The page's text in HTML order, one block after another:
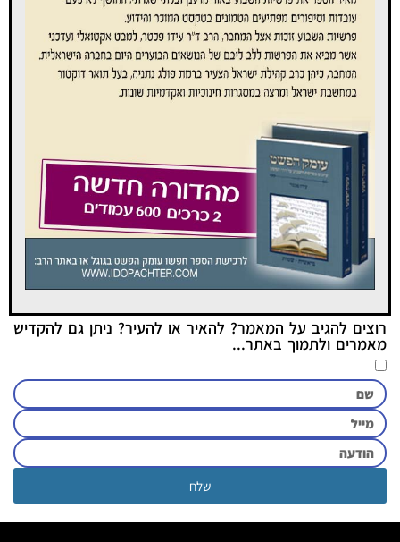
רוצים להגיב על המאמר? להאיר או להעיר? ניתן גם להקדיש
מאמרים ולתמוך באתר...
שלח